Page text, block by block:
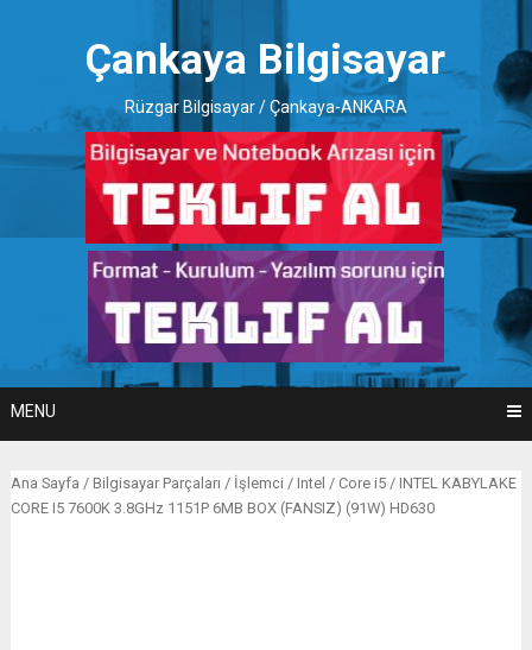
Çankaya Bilgisayar
Rüzgar Bilgisayar / Çankaya-ANKARA
MENU
Ana Sayfa / Bilgisayar Parçaları / İşlemci / Intel / Core i5/ INTEL KABYLAKE
CORE I5 7600K 3.8GHz 1151P 6MB BOX (FANSIZ) (91W) HD630